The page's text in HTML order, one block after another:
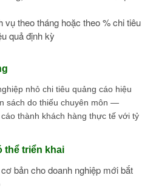
vụ theo tháng hoặc theo % chi tiêu
quả định kỳ
nhỏ chi tiêu quảng cáo hiệu
sách do thiếu chuyên môn —
thành khách hàng thực tế với tỷ
thể triển khai
bản cho doanh nghiệp mới bắt